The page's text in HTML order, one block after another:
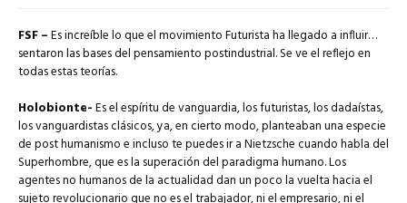
FSF –Es increíble lo que el movimiento Futurista ha llegado a influir…
sentaron las bases del pensamiento postindustrial. Se ve el reflejo en
todas estas teorías.
Holobionte-Es el espíritu de vanguardia, los futuristas, los dadaístas,
los vanguardistas clásicos, ya, en cierto modo, planteaban una especie
de post humanismo e incluso te puedes ir a Nietzsche cuando habla del
Superhombre, que es la superación del paradigma humano. Los
agentes no humanos de la actualidad dan un poco la vuelta hacia el
sujeto revolucionario que no es el trabajador, ni el empresario, ni el